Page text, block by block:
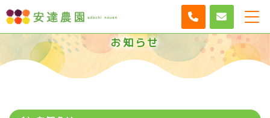
お知らせ